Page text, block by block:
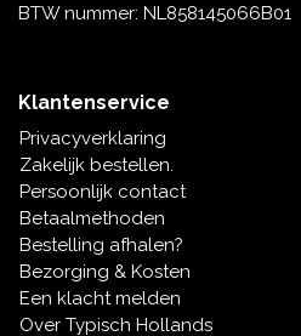
BTW nummer: NL858145066B01
Klantenservice
Privacyverklaring
Zakelijk bestellen.
Persoonlijk contact
Betaalmethoden
Bestelling afhalen?
Bezorging & Kosten
Een klacht melden
Over Typisch Hollands